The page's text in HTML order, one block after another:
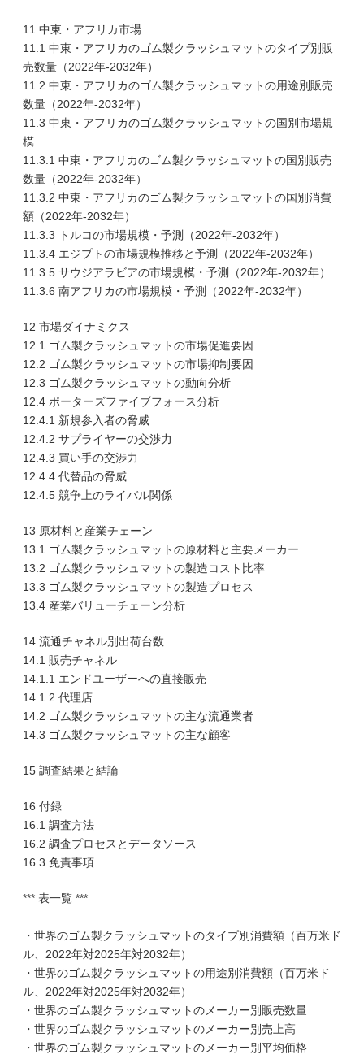
11 中東・アフリカ市場
11.1 中東・アフリカのゴム製クラッシュマットのタイプ別販
売数量（2022年-2032年）
11.2 中東・アフリカのゴム製クラッシュマットの用途別販売
数量（2022年-2032年）
11.3 中東・アフリカのゴム製クラッシュマットの国別市場規
模
11.3.1 中東・アフリカのゴム製クラッシュマットの国別販売
数量（2022年-2032年）
11.3.2 中東・アフリカのゴム製クラッシュマットの国別消費
額（2022年-2032年）
11.3.3 トルコの市場規模・予測（2022年-2032年）
11.3.4 エジプトの市場規模推移と予測（2022年-2032年）
11.3.5 サウジアラビアの市場規模・予測（2022年-2032年）
11.3.6 南アフリカの市場規模・予測（2022年-2032年）
12 市場ダイナミクス
12.1 ゴム製クラッシュマットの市場促進要因
12.2 ゴム製クラッシュマットの市場抑制要因
12.3 ゴム製クラッシュマットの動向分析
12.4 ポーターズファイブフォース分析
12.4.1 新規参入者の脅威
12.4.2 サプライヤーの交渉力
12.4.3 買い手の交渉力
12.4.4 代替品の脅威
12.4.5 競争上のライバル関係
13 原材料と産業チェーン
13.1 ゴム製クラッシュマットの原材料と主要メーカー
13.2 ゴム製クラッシュマットの製造コスト比率
13.3 ゴム製クラッシュマットの製造プロセス
13.4 産業バリューチェーン分析
14 流通チャネル別出荷台数
14.1 販売チャネル
14.1.1 エンドユーザーへの直接販売
14.1.2 代理店
14.2 ゴム製クラッシュマットの主な流通業者
14.3 ゴム製クラッシュマットの主な顧客
15 調査結果と結論
16 付録
16.1 調査方法
16.2 調査プロセスとデータソース
16.3 免責事項
*** 表一覧 ***
・世界のゴム製クラッシュマットのタイプ別消費額（百万米ド
ル、2022年対2025年対2032年）
・世界のゴム製クラッシュマットの用途別消費額（百万米ド
ル、2022年対2025年対2032年）
・世界のゴム製クラッシュマットのメーカー別販売数量
・世界のゴム製クラッシュマットのメーカー別売上高
・世界のゴム製クラッシュマットのメーカー別平均価格